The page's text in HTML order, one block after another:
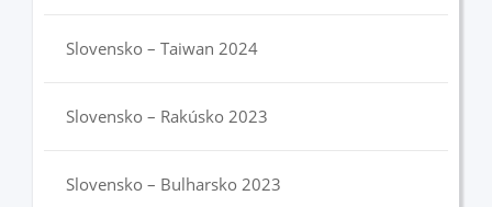
Slovensko – Taiwan 2024
Slovensko – Rakúsko 2023
Slovensko – Bulharsko 2023